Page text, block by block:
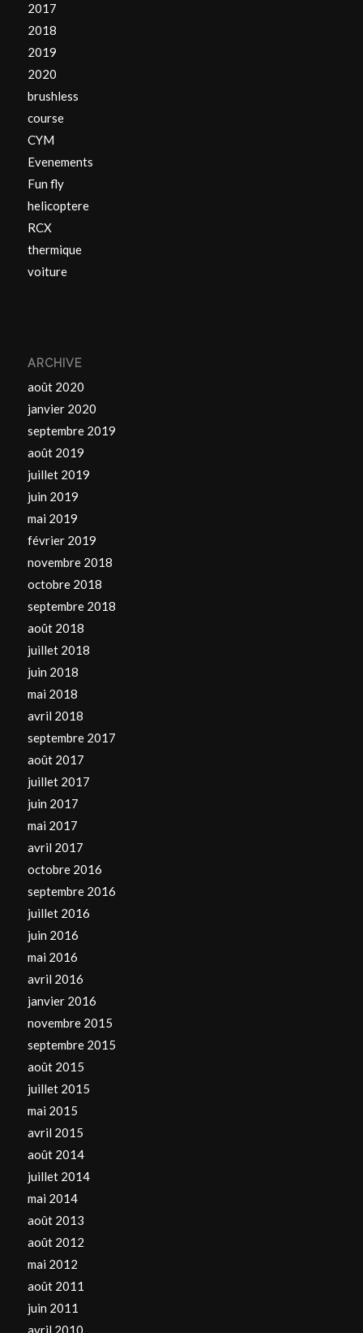
2017
2018
2019
2020
brushless
course
CYM
Evenements
Fun fly
helicoptere
RCX
thermique
voiture
ARCHIVE
août 2020
janvier 2020
septembre 2019
août 2019
juillet 2019
juin 2019
mai 2019
février 2019
novembre 2018
octobre 2018
septembre 2018
août 2018
juillet 2018
juin 2018
mai 2018
avril 2018
septembre 2017
août 2017
juillet 2017
juin 2017
mai 2017
avril 2017
octobre 2016
septembre 2016
juillet 2016
juin 2016
mai 2016
avril 2016
janvier 2016
novembre 2015
septembre 2015
août 2015
juillet 2015
mai 2015
avril 2015
août 2014
juillet 2014
mai 2014
août 2013
août 2012
mai 2012
août 2011
juin 2011
avril 2010